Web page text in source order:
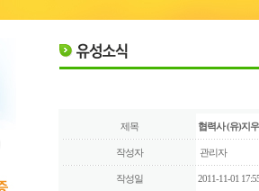
제목 협력사 (유)지
작성자 관리자
작성일 2011-11-01